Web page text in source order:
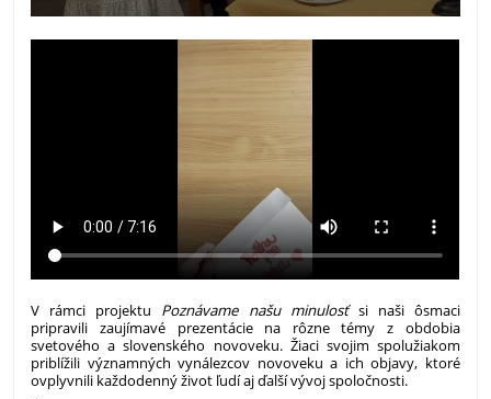
V rámci projektu Poznávame našu minulosťsi naši ôsmaci
pripravili zaujímavé prezentácie na rôzne témy z obdobia
svetového a slovenského novoveku. Žiaci svojim spolužiakom
priblížili významných vynálezcov novoveku a ich objavy, ktoré
ovplyvnili každodenný život ľudí aj ďalší vývoj spoločnosti.